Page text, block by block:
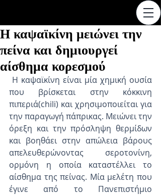
Η καψαϊκίνη μειώνει την
πείνα και δημιουργεί
αίσθημα κορεσμού
που βρίσκεται στην κόκκινη
πιπεριά(chili) και χρησιμοποιείται για
την παραγωγή πάπρικας. Μειώνει την
όρεξη και την πρόσληψη θερμίδων
και βοηθάει στην απώλεια βάρους
απελευθερώνοντας σεροτονίνη,
ορμόνη η οποία καταστέλλει το
αίσθημα της πείνας. Μία μελέτη που
έγινε από το Πανεπιστήμιο